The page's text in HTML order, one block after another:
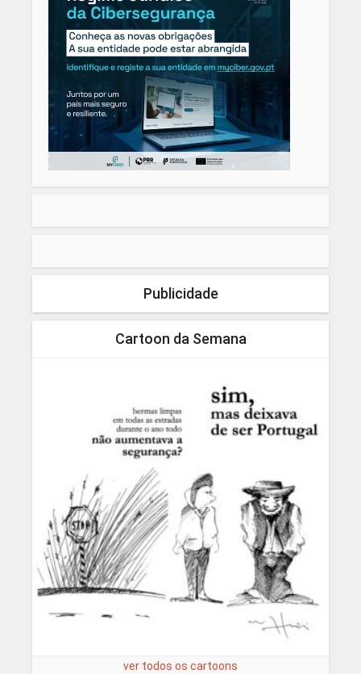
Publicidade
Cartoon da Semana
ver todos os cartoons